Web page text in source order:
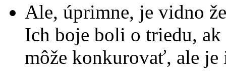
Ale, úprimne, je vidno
Ich boje boli o triedu, ak
môže konkurovať, ale je